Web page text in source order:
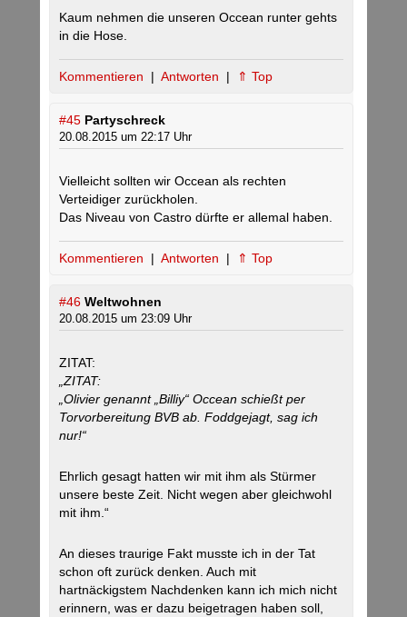
Kaum nehmen die unseren Occean runter gehts
in die Hose.
Kommentieren | Antworten | ⇑ Top
#45 Partyschreck
20.08.2015 um 22:17 Uhr
Vielleicht sollten wir Occean als rechten
Verteidiger zurückholen.
Das Niveau von Castro dürfte er allemal haben.
Kommentieren | Antworten | ⇑ Top
#46 Weltwohnen
20.08.2015 um 23:09 Uhr
ZITAT:
„ZITAT:
„Olivier genannt „Billiy“ Occean schießt per
Torvorbereitung BVB ab. Foddgejagt, sag ich
nur!“
Ehrlich gesagt hatten wir mit ihm als Stürmer
unsere beste Zeit. Nicht wegen aber gleichwohl
mit ihm.“
An dieses traurige Fakt musste ich in der Tat
schon oft zurück denken. Auch mit
hartnäckigstem Nachdenken kann ich mich nicht
erinnern, was er dazu beigetragen haben soll,